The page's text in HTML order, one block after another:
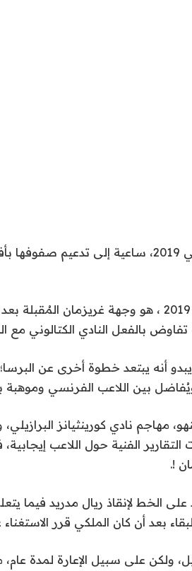
تواصل الأندية صفقاتها في الميركاتو الصيفي 2019، ساعية
ومازال حديث الساعة في الميركاتو الصيفي 2019 ، هو وجهة
بالفعل النادي الكتالوني مع
أنه يبتعد خطوة أخرى عن
بين اللاعب الفرنسي وموهبة
مهاجم نادي كورينثيانز
الفنية حول اللاعب إيجابية،
!.
الخط لإنقاذ ريال مدريد فيما
بعد أن كان الملكي قرر
على سبيل الإعارة لمدة عام،